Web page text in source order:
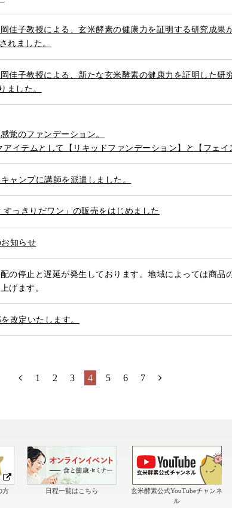
佳子教授による、玄米酵素の健康力を証明する研究成果
れました。
佳子教授による、新たな玄米酵素の健康力を証明した研
ました。
覚のファンデーション。
イテムとして【リキッドファンデーション】と【フェイ
ャンプに講師を派遣しました。
っきりだワン」の販売をはじめました
知らせ
の停止と遅延が発生しております。地域によっては商品
げます。
改定いたします。
1 2 3 4 5 6 7
方 日程一覧はこちら
玄米酵素公式YouTubeチャンネ
ル